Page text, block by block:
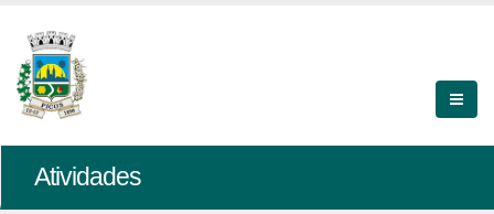
Atividades